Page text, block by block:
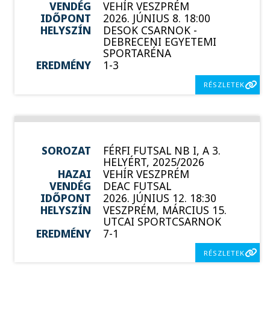
VENDÉG
VEHÍR VESZPRÉM
IDŐPONT
2026. JÚNIUS 8. 18:00
HELYSZÍN
DESOK CSARNOK -
DEBRECENI EGYETEMI
SPORTARÉNA
EREDMÉNY
1-3
RÉSZLETEK
SOROZAT FÉRFI FUTSAL NB I, A 3.
HELYÉRT, 2025/2026
HAZAI
VEHÍR VESZPRÉM
VENDÉG
DEAC FUTSAL
IDŐPONT
2026. JÚNIUS 12. 18:30
HELYSZÍN
VESZPRÉM, MÁRCIUS 15.
UTCAI SPORTCSARNOK
EREDMÉNY
7-1
RÉSZLETEK